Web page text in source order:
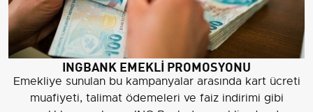
INGBANK EMEKLİ PROMOSYONU
Emekliye sunulan bu kampanyalar arasında kart ücreti
muafiyeti, talimat ödemeleri ve faiz indirimi gibi